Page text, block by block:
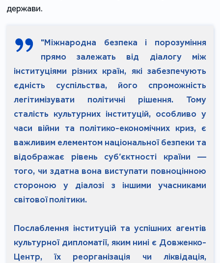
держави.
"Міжнародна безпека і порозуміння
прямо залежать від діалогу між
інституціями різних країн, які забезпечують
єдність суспільства, його спроможність
легітимізувати політичні рішення. Тому
сталість культурних інституцій, особливо у
часи війни та політико-економічних криз, є
важливим елементом національної безпеки та
відображає рівень суб’єктності країни —
того, чи здатна вона виступати повноцінною
стороною у діалозі з іншими учасниками
світової політики.
Послаблення інституцій та успішних агентів
культурної дипломатії, яким нині є Довженко-
Центр, їх реорганізація чи ліквідація,